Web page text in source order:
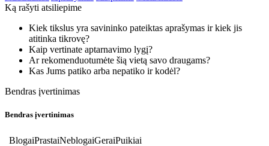
Ką rašyti atsiliepime
Kiek tikslus yra savininko pateiktas aprašymas ir kiek jis
atitinka tikrovę?
Kaip vertinate aptarnavimo lygį?
Ar rekomenduotumėte šią vietą savo draugams?
Kas Jums patiko arba nepatiko ir kodėl?
Bendras įvertinimas
Bendras įvertinimas
BlogaiPrastaiNeblogaiGeraiPuikiai